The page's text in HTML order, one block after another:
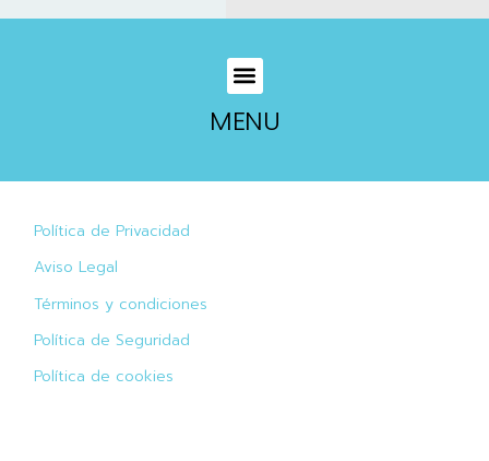
MENU
Política de Privacidad
Aviso Legal
Términos y condiciones
Política de Seguridad
Política de cookies